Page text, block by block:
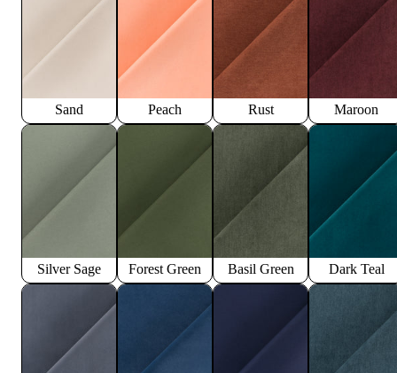
Sand Peach Rust Maroon
Silver Sage Forest Green Basil Green Dark Teal